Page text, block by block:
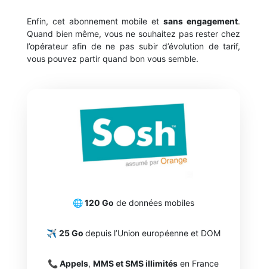
Enfin, cet abonnement mobile etsans engagement.
Quand bien même, vous ne souhaitez pas rester chez
l’opérateur afin de ne pas subir d’évolution de tarif,
vous pouvez partir quand bon vous semble.
🌐 120 Go de données mobiles
✈️ 25 Go depuis l’Union européenne et DOM
📞 Appels,MMS et SMS illimités en France